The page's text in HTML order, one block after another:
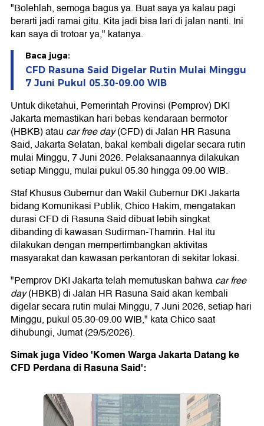
"Bolehlah, semoga bagus ya. Buat saya ya kalau pagi
berarti jadi ramai gitu. Kita jadi bisa lari di jalan nanti. Ini
kan saya di trotoar ya," katanya.
Baca juga:
CFD Rasuna Said Digelar Rutin Mulai Minggu
7 Juni Pukul 05.30-09.00 WIB
Untuk diketahui, Pemerintah Provinsi (Pemprov) DKI
Jakarta memastikan hari bebas kendaraan bermotor
(HBKB) atau car free day(CFD) di Jalan HR Rasuna
Said, Jakarta Selatan, bakal kembali digelar secara rutin
mulai Minggu, 7 Juni 2026. Pelaksanaannya dilakukan
setiap Minggu, mulai pukul 05.30 hingga 09.00 WIB.
Staf Khusus Gubernur dan Wakil Gubernur DKI Jakarta
bidang Komunikasi Publik, Chico Hakim, mengatakan
durasi CFD di Rasuna Said dibuat lebih singkat
dibanding di kawasan Sudirman-Thamrin. Hal itu
dilakukan dengan mempertimbangkan aktivitas
masyarakat dan kawasan perkantoran di sekitar lokasi.
"Pemprov DKI Jakarta telah memutuskan bahwacar free
day(HBKB) di Jalan HR Rasuna Said akan kembali
digelar secara rutin mulai Minggu, 7 Juni 2026, setiap hari
Minggu, pukul 05.30-09.00 WIB," kata Chico saat
dihubungi, Jumat (29/5/2026).
Simak juga Video 'Komen Warga Jakarta Datang ke
CFD Perdana di Rasuna Said':